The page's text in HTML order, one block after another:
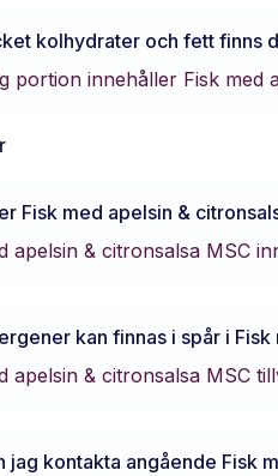
kolhydrater och fett finns
portion innehåller Fisk med
Fisk med apelsin &
apelsin & citronsalsa MSC
kan finnas i spår i Fisk
apelsin & citronsalsa MSC
jag kontakta angående Fisk